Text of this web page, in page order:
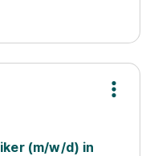
(m/w/d) in